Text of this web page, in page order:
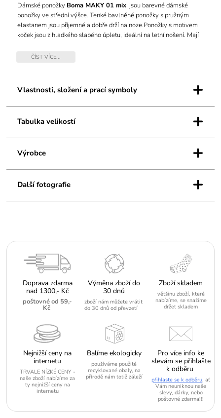
Dámské ponožky Boma MAKY 01 mix jsou barevné dámské
ponožky ve střední výšce. Tenké bavlněné ponožky s pružným
elastanem jsou příjemné a dobře drží na noze.Ponožky s motivem
koček jsou z hladkého slabého úpletu, ideální na letní nošení. Mají
neškrtí.ČÍST VÍCE...
Vlastnosti, složení a prací symboly +
Tabulka velikostí +
Výrobce +
Další fotografie +
Doprava zdarma
nad 1300,- Kč
poštovné od 59,-
Kč
Výměna zboží do
30 dnů
zboží nám můžete vrátit
do 30 dnů od převzetí
Zboží skladem
většinu zboží, které
nabízíme, se snažíme
držet skladem
Nejnižší ceny na
internetu
TRVALE NÍZKÉ CENY -
naše zboží nabízíme za
ty nejnižší ceny na
internetu
Balíme ekologicky
používáme použité
recyklované obaly, na
přírodě nám totiž záleží
Pro více info ke
slevám se přihlašte
k odběru
přihlaste se k odběru, ať
Vám neuniknou naše
slevy, dárky, nebo
poštovné zdarma!!!